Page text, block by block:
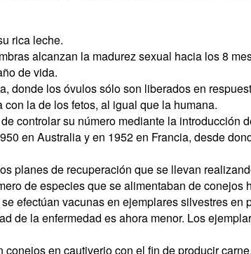
rica leche.
alcanzan la madurez sexual hacia los 8
de vida.
donde los óvulos sólo son liberados en
la de los fetos, al igual que la humana.
controlar su número mediante la introducción
en Australia y en 1952 en Francia, desde
planes de recuperación que se llevan
de especies que se alimentaban de conejos
efectúan vacunas en ejemplares silvestres en
de la enfermedad es ahora menor. Los
en cautiverio con el fin de producir carne.